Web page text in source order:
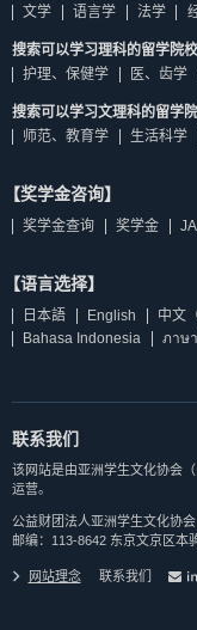
文学
语言学 法学
搜索可以学习理科的留学院校
护理、保健学
医、齿学
搜索可以学习文理科的留学
师范、教育学
生活科学
【奖学金咨询】
奖学金查询 奖学金
【语言选择】
日本語 English 中文
Bahasa Indonesia
ภาษ
联系我们
该网站是由亚洲学生文化协会
运营。
公益财团法人亚洲学生文化协
邮编：113-8642 东京文京区本
网站理念 联系我们